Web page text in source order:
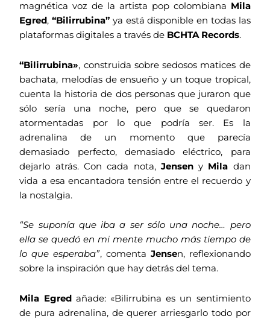
magnética voz de la artista pop colombiana Mila
Egred ,“Bilirrubina” ya está disponible en todas las
plataformas digitales a través de BCHTA Records.
“Bilirrubina», construida sobre sedosos matices de
bachata, melodías de ensueño y un toque tropical,
cuenta la historia de dos personas que juraron que
sólo sería una noche, pero que se quedaron
atormentadas por lo que podría ser. Es la
adrenalina de un momento que parecía
demasiado perfecto, demasiado eléctrico, para
dejarlo atrás. Con cada nota, Jenseny Mila dan
vida a esa encantadora tensión entre el recuerdo y
la nostalgia.
“Se suponía que iba a ser sólo una noche… pero
ella se quedó en mi mente mucho más tiempo de
lo que esperaba”, comenta Jensen, reflexionando
sobre la inspiración que hay detrás del tema.
Mila Egredañade: «Bilirrubina es un sentimiento
de pura adrenalina, de querer arriesgarlo todo por